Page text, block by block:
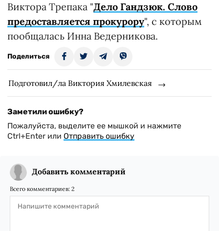
Виктора Трепака "Дело Гандзюк. Слово
предоставляется прокурору", с которым
пообщалась Инна Ведерникова.
Поделиться
Подготовил/ла Виктория Хмилевская
Заметили ошибку?
Пожалуйста, выделите ее мышкой и нажмите
Ctrl+Enter или Отправить ошибку
Добавить комментарий
Всего комментариев: 2